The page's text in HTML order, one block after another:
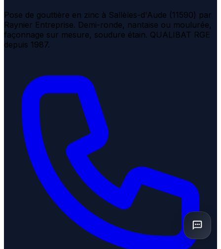
Pose de gouttière en zinc à Sallèles-d'Aude (11590) par
Raynier Entreprise. Demi-ronde, nantaise ou moulurée,
façonnage sur mesure, soudure étain. QUALIBAT RGE
depuis 1987.